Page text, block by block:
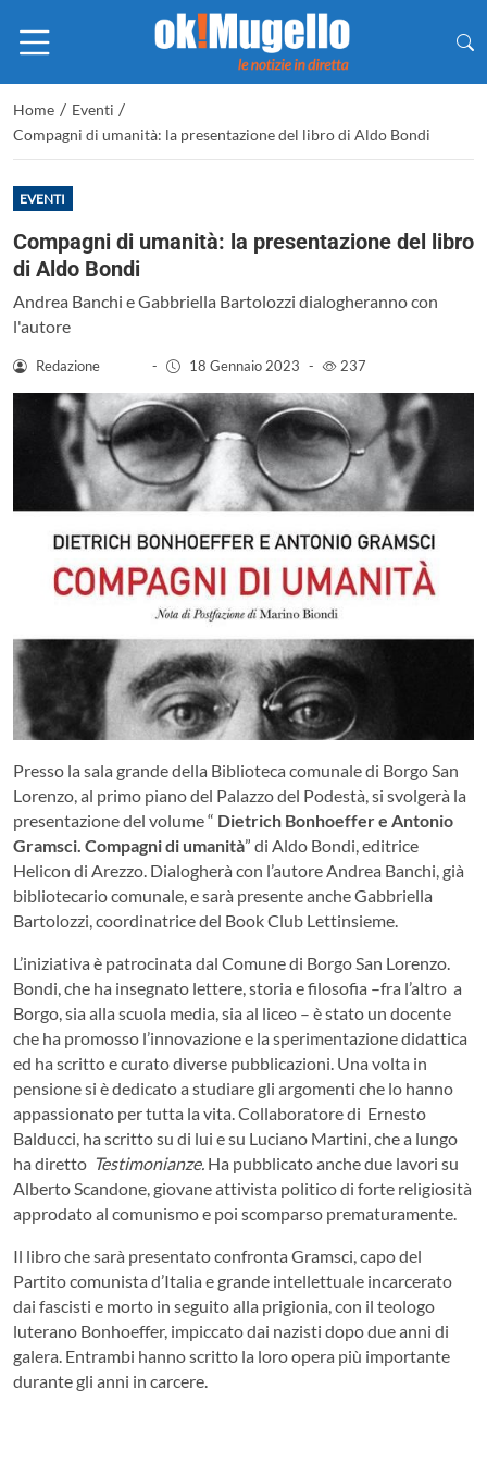
Home / Eventi /
Compagni di umanità: la presentazione del libro di Aldo Bondi
EVENTI
Compagni di umanità: la presentazione del libro
di Aldo Bondi
Andrea Banchi e Gabbriella Bartolozzi dialogheranno con
l'autore
Redazione - 18 Gennaio 2023 - 237
Presso la sala grande della Biblioteca comunale di Borgo San
Lorenzo, al primo piano del Palazzo del Podestà, si svolgerà la
presentazione del volume “ Dietrich Bonhoeffer e Antonio
Gramsci. Compagni di umanità” di Aldo Bondi, editrice
Helicon di Arezzo. Dialogherà con l’autore Andrea Banchi, già
bibliotecario comunale, e sarà presente anche Gabbriella
Bartolozzi, coordinatrice del Book Club Lettinsieme.
L’iniziativa è patrocinata dal Comune di Borgo San Lorenzo.
Bondi, che ha insegnato lettere, storia e filosofia –fra l’altro a
Borgo, sia alla scuola media, sia al liceo – è stato un docente
che ha promosso l’innovazione e la sperimentazione didattica
ed ha scritto e curato diverse pubblicazioni. Una volta in
pensione si è dedicato a studiare gli argomenti che lo hanno
appassionato per tutta la vita. Collaboratore di Ernesto
Balducci, ha scritto su di lui e su Luciano Martini, che a lungo
ha diretto Testimonianze. Ha pubblicato anche due lavori su
Alberto Scandone, giovane attivista politico di forte religiosità
approdato al comunismo e poi scomparso prematuramente.
Il libro che sarà presentato confronta Gramsci, capo del
Partito comunista d’Italia e grande intellettuale incarcerato
dai fascisti e morto in seguito alla prigionia, con il teologo
luterano Bonhoeffer, impiccato dai nazisti dopo due anni di
galera. Entrambi hanno scritto la loro opera più importante
durante gli anni in carcere.